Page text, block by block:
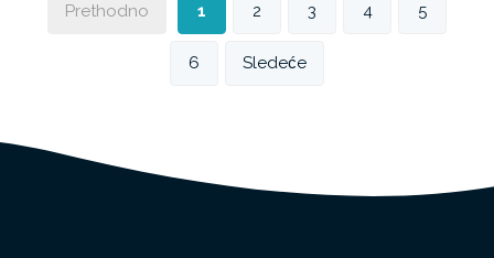
Prethodno 1 2 3 4 5
6 Sledeće